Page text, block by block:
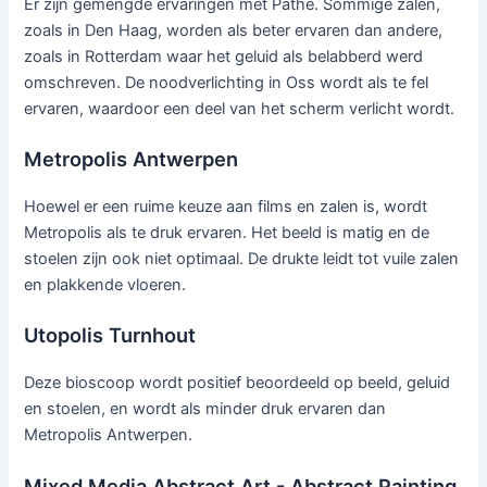
Er zijn gemengde ervaringen met Pathé. Sommige zalen,
zoals in Den Haag, worden als beter ervaren dan andere,
zoals in Rotterdam waar het geluid als belabberd werd
omschreven. De noodverlichting in Oss wordt als te fel
ervaren, waardoor een deel van het scherm verlicht wordt.
Metropolis Antwerpen
Hoewel er een ruime keuze aan films en zalen is, wordt
Metropolis als te druk ervaren. Het beeld is matig en de
stoelen zijn ook niet optimaal. De drukte leidt tot vuile zalen
en plakkende vloeren.
Utopolis Turnhout
Deze bioscoop wordt positief beoordeeld op beeld, geluid
en stoelen, en wordt als minder druk ervaren dan
Metropolis Antwerpen.